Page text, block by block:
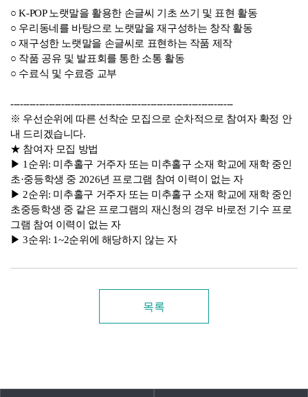
○ K-POP 노랫말을 활용한 손글씨 기초 쓰기 및 표현 활동
○ 우리동네를 바탕으로 노랫말을 재구성하는 창작 활동
○ 재구성한 노랫말을 손글씨로 표현하는 작품 제작
○ 작품 공유 및 발표회를 통한 소통 활동
○ 수료식 및 수료증 교부
----------------------------------------------------------------------
※ 우선순위에 따른 선착순 모집으로 순차적으로 참여자 확정 안
내 드리겠습니다.
★ 참여자 모집 방법
▶ 1순위: 미추홀구 거주자 또는 미추홀구 소재 학교에 재학 중인
초·중등학생 중 2026년 프로그램 참여 이력이 없는 자
▶ 2순위: 미추홀구 거주자 또는 미추홀구 소재 학교에 재학 중인
초중등학생 중 같은 프로그램의 재신청의 경우 바로전 기수 프로
그램 참여 이력이 없는 자
▶ 3순위: 1~2순위에 해당하지 않는 자
목록